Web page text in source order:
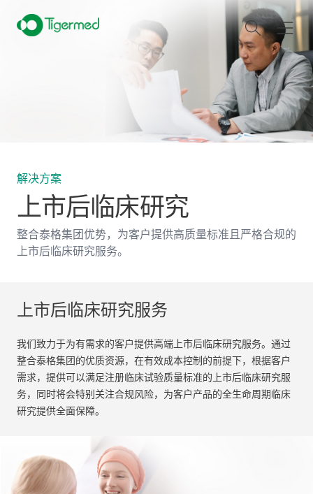
解决方案
上市后临床研究
整合泰格集团优势，为客户提供高质量标准且严格合规的
上市后临床研究服务。
上市后临床研究服务
我们致力于为有需求的客户提供高端上市后临床研究服务。 通过
整合泰格集团的优质资源，在有效成本控制的前提下，根据客户
需求，提供可以满足注册临床试验质量标准的上市后临床研究服
务，同时将会特别关注合规风险，为客户产品的全生命周期临床
研究提供全面保障。